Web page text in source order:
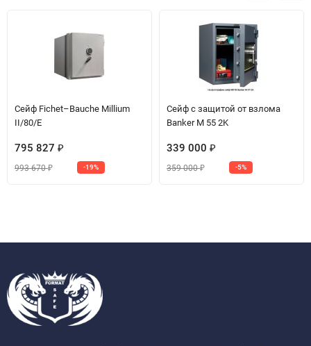
Сейф Fichet–Bauche Millium
II/80/E
795 827 ₽
993 670₽ -19%
Сейф с защитой от взлома
Banker M 55 2K
339 000 ₽
359 000₽ -5%